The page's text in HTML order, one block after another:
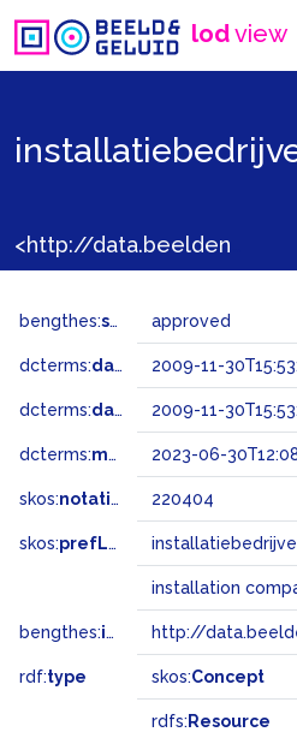
lodview
bengthes:status approved
dcterms:dateAccepted 2009-11-
dcterms:dateSubmitted 2009-11-
dcterms:modified 2023-06-
skos:notation 220404
skos:prefLabel
installation
bengthes:inSet http://
rdf:type skos:Concept
rdfs: Resource